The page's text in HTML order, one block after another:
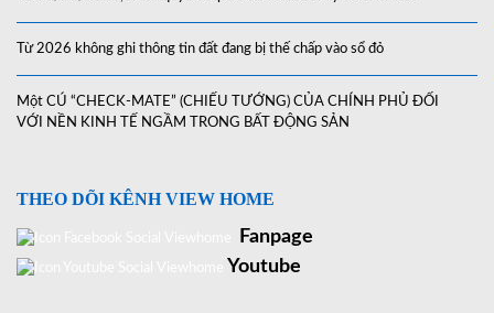
Từ 2026 không ghi thông tin đất đang bị thế chấp vào sổ đỏ
Một CÚ “CHECK-MATE” (CHIẾU TƯỚNG) CỦA CHÍNH PHỦ ĐỐI
VỚI NỀN KINH TẾ NGẦM TRONG BẤT ĐỘNG SẢN
THEO DÕI KÊNH VIEW HOME
Fanpage
Youtube